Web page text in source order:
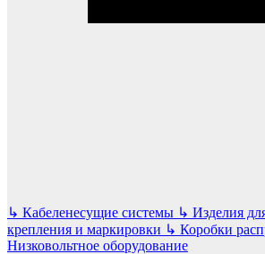
↳ Кабеленесущие системы ↳ Изделия
крепления и маркировки ↳ Коробки
Низковольтное оборудование